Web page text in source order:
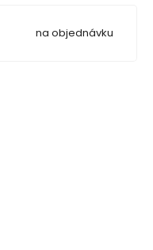
na objednávku